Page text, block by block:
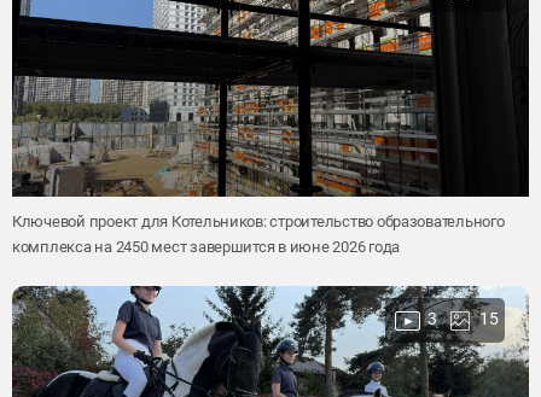
Ключевой проект для Котельников: строительство образовательного
комплекса на 2450 мест завершится в июне 2026 года
3 15